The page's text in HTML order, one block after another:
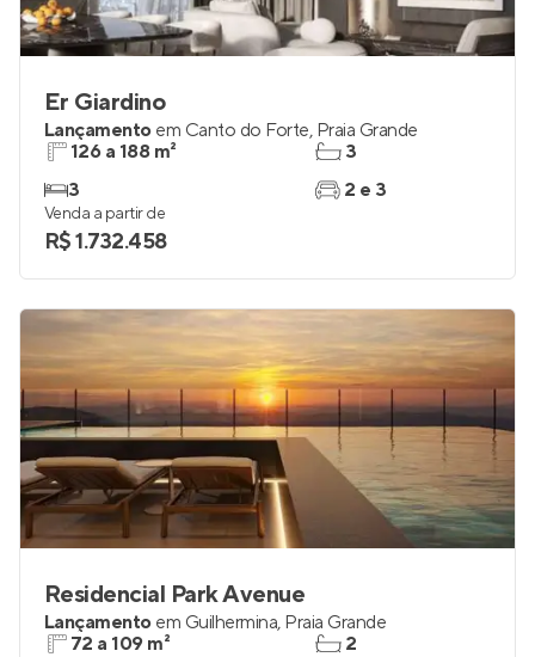
Er Giardino
Lançamento em Canto do Forte, Praia Grande
126 a 188 m²
3
3
2 e 3
Venda a partir de
R$ 1.732.458
Residencial Park Avenue
Lançamento em Guilhermina, Praia Grande
72 a 109 m²
2